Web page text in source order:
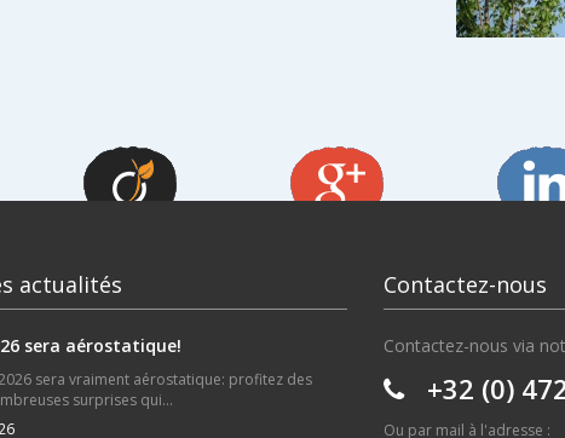
actualités
sera aérostatique!
sera vraiment aérostatique: profitez des
surprises qui...
Contactez-nous
Contactez-nous via
+32 (0)
Ou par mail à l'adresse :